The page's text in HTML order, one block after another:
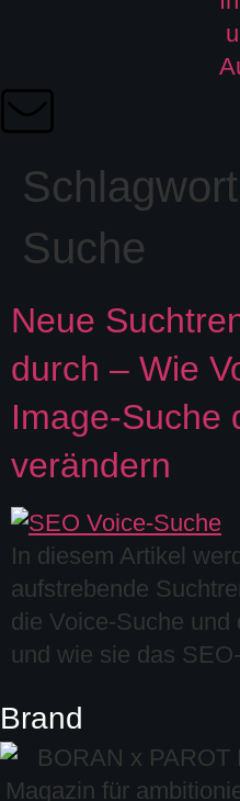
Suche
Neue
durch – Wie
Image-Suche
verändern
In diesem Artikel
aufstrebende
die Voice-Suche
und wie sie das
Brand